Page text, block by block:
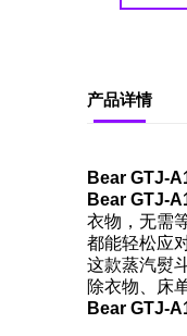
产品详情
Bear GTJ-
Bear GTJ-
衣物，无需
都能轻松应
这款蒸汽熨
除衣物、床
Bear GTJ-